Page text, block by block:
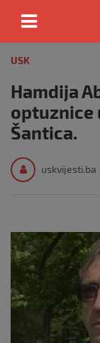
content
USK
Hamdija
optuznice
Šantica.
uskvijesti.ba